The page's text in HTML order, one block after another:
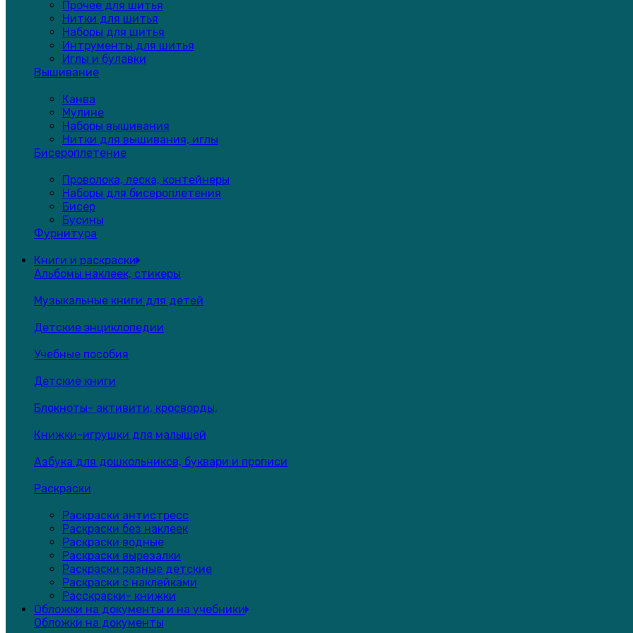
Прочее для шитья
Нитки для шитья
Наборы для шитья
Интрументы для шитья
Иглы и булавки
Вышивание
Канва
Мулине
Наборы вышивания
Нитки для вышивания, иглы
Бисероплетение
Проволока, леска, контейнеры
Наборы для бисероплетения
Бисер
Бусины
Фурнитура
Книги и раскраски
Альбомы наклеек, стикеры
Музыкальные книги для детей
Детские энциклопедии
Учебные пособия
Детские книги
Блокноты- активити, кросворды,
Книжки-игрушки для малышей
Азбука для дошкольников, буквари и прописи
Раскраски
Раскраски антистресс
Раскраски без наклеек
Раскраски водные
Раскраски вырезалки
Раскраски разные детские
Раскраски с наклейками
Расскраски- книжки
Обложки на документы и на учебники
Обложки на документы